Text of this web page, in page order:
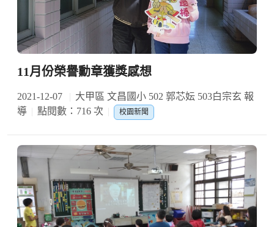
11月份榮譽勳章獲獎感想
2021-12-07
大甲區 文昌國小 502 郭芯妘 503白宗玄 報
導
點閱數：716 次 校園新聞